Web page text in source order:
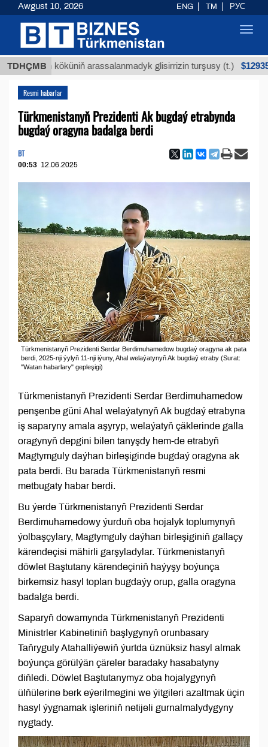
TDHÇMB
köküniň arassalanmadyk glisirrizin turşusy (t.) $12935,18
Resmi habarlar
Türkmenistanyň Prezidenti Ak bugdaý etrabynda
bugdaý oragyna badalga berdi
BT
00:53 12.06.2025
Türkmenistanyň Prezidenti Serdar Berdimuhamedow bugdaý oragyna ak pata
berdi, 2025-nji ýylyň 11-nji iýuny, Ahal welaýatynyň Ak bugdaý etraby (Surat:
"Watan habarlary" gepleşigi)
Türkmenistanyň Prezidenti Serdar Berdimuhamedow
penşenbe güni Ahal welaýatynyň Ak bugdaý etrabyna
iş saparyny amala aşyryp, welaýatyň çäklerinde galla
oragynyň depgini bilen tanyşdy hem-de etrabyň
Magtymguly daýhan birleşiginde bugdaý oragyna ak
pata berdi. Bu barada Türkmenistanyň resmi
metbugaty habar berdi.
Bu ýerde Türkmenistanyň Prezidenti Serdar
Berdimuhamedowy ýurduň oba hojalyk toplumynyň
ýolbaşçylary, Magtymguly daýhan birleşiginiň gallaçy
kärendeçisi mähirli garşyladylar. Türkmenistanyň
döwlet Baştutany kärendeçiniň haýyşy boýunça
birkemsiz hasyl toplan bugdaýy orup, galla oragyna
badalga berdi.
Saparyň dowamynda Türkmenistanyň Prezidenti
Ministrler Kabinetiniň başlygynyň orunbasary
Taňryguly Atahalliýewiň ýurtda üznüksiz hasyl almak
boýunça görülýän çäreler baradaky hasabatyny
diňledi. Döwlet Baştutanymyz oba hojalygynyň
ülňülerine berk eýerilmegini we ýitgileri azaltmak üçin
hasyl ýygnamak işleriniň netijeli gurnalmalydygyny
nygtady.
Awgust 10, 2026 ENG TM РУС